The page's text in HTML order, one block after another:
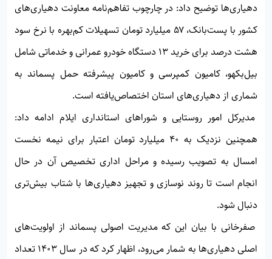
دهیاری‌ها توضیح داد: در چارچوب تفاهم‌نامه معاونت دهیاری‌های
کشور با پست‌بانک، ۵۷ میلیارد تومان تسهیلات کم‌بهره با نرخ سود
هشت درصد برای خرید ۱۳ دستگاه خودرو عمرانی و خدماتی شامل
بیل‌بکهو، کامیون کمپرسی و کامیون پیشرفته حمل پسماند به
شماری از دهیاری‌های استان اختصاص‌یافته است.
مدیرکل امور روستایی و شوراهای استانداری ایلام ادامه داد:
همچنین نزدیک به ۴۰ میلیارد تومان اعتبار برای نیمه نخست
امسال به تصویب رسیده و مراحل اداری تخصیص آن در حال
انجام است تا روند نوسازی و تجهیز دهیاری‌ها با شتاب بیش‌تری
دنبال شود.
صفرخانی با بیان این که مدیریت اصولی پسماند از اولویت‌های
اصلی دهیاری‌ها به شمار می‌رود، اظهار کرد که در سال ۱۴۰۳ تعداد